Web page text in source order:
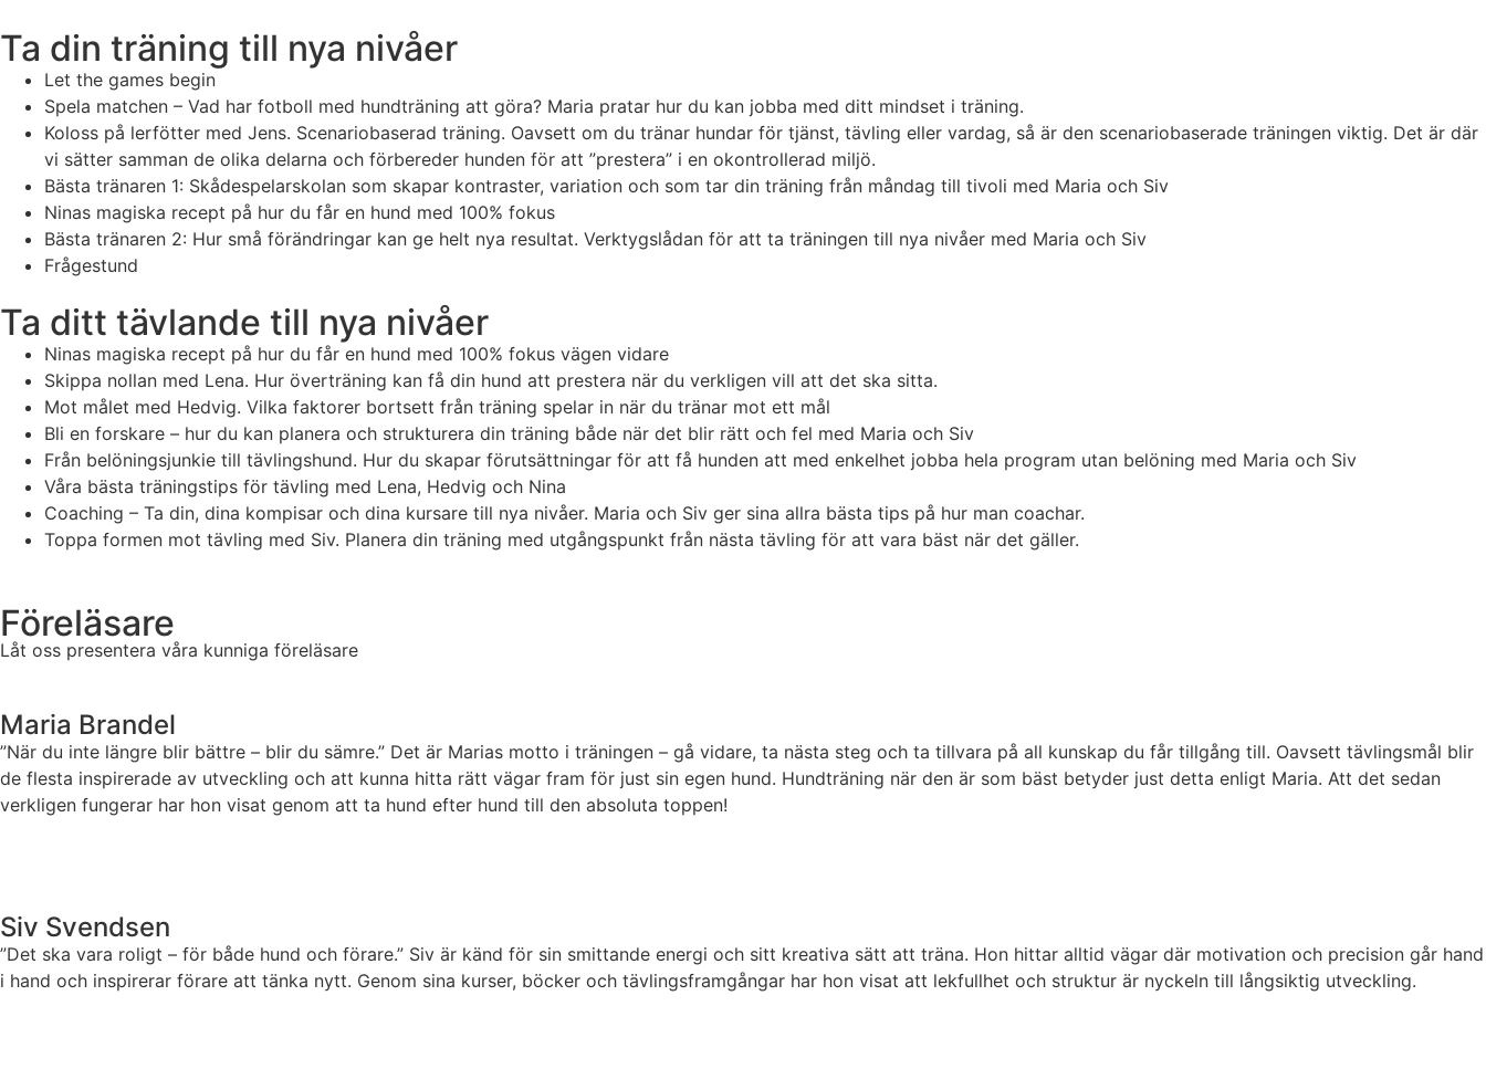
Ta din träning till nya nivåer
Let the games begin
Spela matchen – Vad har fotboll med hundträning att göra? Maria pratar hur du kan jobba med ditt mindset i träning.
Koloss på lerfötter med Jens. Scenariobaserad träning. Oavsett om du tränar hundar för tjänst, tävling eller vardag, så är den scenariobaserade träningen viktig. Det är där
vi sätter samman de olika delarna och förbereder hunden för att ”prestera” i en okontrollerad miljö.
Bästa tränaren 1: Skådespelarskolan som skapar kontraster, variation och som tar din träning från måndag till tivoli med Maria och Siv
Ninas magiska recept på hur du får en hund med 100% fokus
Bästa tränaren 2: Hur små förändringar kan ge helt nya resultat. Verktygslådan för att ta träningen till nya nivåer med Maria och Siv
Frågestund
Ta ditt tävlande till nya nivåer
Ninas magiska recept på hur du får en hund med 100% fokus vägen vidare
Skippa nollan med Lena. Hur överträning kan få din hund att prestera när du verkligen vill att det ska sitta.
Mot målet med Hedvig. Vilka faktorer bortsett från träning spelar in när du tränar mot ett mål
Bli en forskare – hur du kan planera och strukturera din träning både när det blir rätt och fel med Maria och Siv
Från belöningsjunkie till tävlingshund. Hur du skapar förutsättningar för att få hunden att med enkelhet jobba hela program utan belöning med Maria och Siv
Våra bästa träningstips för tävling med Lena, Hedvig och Nina
Coaching – Ta din, dina kompisar och dina kursare till nya nivåer. Maria och Siv ger sina allra bästa tips på hur man coachar.
Toppa formen mot tävling med Siv. Planera din träning med utgångspunkt från nästa tävling för att vara bäst när det gäller.
Föreläsare
Låt oss presentera våra kunniga föreläsare
Maria Brandel
”När du inte längre blir bättre – blir du sämre.” Det är Marias motto i träningen – gå vidare, ta nästa steg och ta tillvara på all kunskap du får tillgång till. Oavsett tävlingsmål blir
de flesta inspirerade av utveckling och att kunna hitta rätt vägar fram för just sin egen hund. Hundträning när den är som bäst betyder just detta enligt Maria. Att det sedan
verkligen fungerar har hon visat genom att ta hund efter hund till den absoluta toppen!
Siv Svendsen
”Det ska vara roligt – för både hund och förare.” Siv är känd för sin smittande energi och sitt kreativa sätt att träna. Hon hittar alltid vägar där motivation och precision går hand
i hand och inspirerar förare att tänka nytt. Genom sina kurser, böcker och tävlingsframgångar har hon visat att lekfullhet och struktur är nyckeln till långsiktig utveckling.